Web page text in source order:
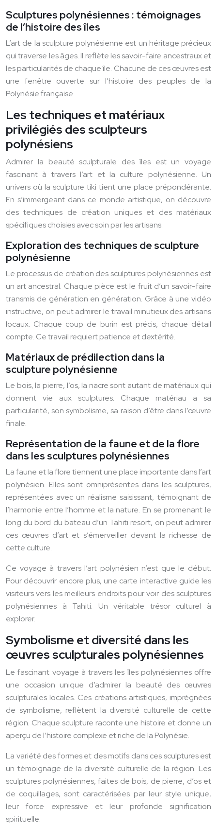
Sculptures polynésiennes : témoignages
de l’histoire des îles
L’art de la sculpture polynésienne est un héritage précieux
qui traverse les âges. Il reflète les savoir-faire ancestraux et
les particularités de chaque île. Chacune de ces œuvres est
une fenêtre ouverte sur l’histoire des peuples de la
Polynésie française.
Les techniques et matériaux
privilégiés des sculpteurs
polynésiens
Admirer la beauté sculpturale des îles est un voyage
fascinant à travers l’art et la culture polynésienne. Un
univers où la sculpture tiki tient une place prépondérante.
En s’immergeant dans ce monde artistique, on découvre
des techniques de création uniques et des matériaux
spécifiques choisies avec soin par les artisans.
Exploration des techniques de sculpture
polynésienne
Le processus de création des sculptures polynésiennes est
un art ancestral. Chaque pièce est le fruit d’un savoir-faire
transmis de génération en génération. Grâce à une vidéo
instructive, on peut admirer le travail minutieux des artisans
locaux. Chaque coup de burin est précis, chaque détail
compte. Ce travail requiert patience et dextérité.
Matériaux de prédilection dans la
sculpture polynésienne
Le bois, la pierre, l’os, la nacre sont autant de matériaux qui
donnent vie aux sculptures. Chaque matériau a sa
particularité, son symbolisme, sa raison d’être dans l’œuvre
finale.
Représentation de la faune et de la flore
dans les sculptures polynésiennes
La faune et la flore tiennent une place importante dans l’art
polynésien. Elles sont omniprésentes dans les sculptures,
représentées avec un réalisme saisissant, témoignant de
l’harmonie entre l’homme et la nature. En se promenant le
long du bord du bateau d’un Tahiti resort, on peut admirer
ces œuvres d’art et s’émerveiller devant la richesse de
cette culture.
Ce voyage à travers l’art polynésien n’est que le début.
Pour découvrir encore plus, une carte interactive guide les
visiteurs vers les meilleurs endroits pour voir des sculptures
polynésiennes à Tahiti. Un véritable trésor culturel à
explorer.
Symbolisme et diversité dans les
œuvres sculpturales polynésiennes
Le fascinant voyage à travers les îles polynésiennes offre
une occasion unique d’admirer la beauté des œuvres
sculpturales locales. Ces créations artistiques, imprégnées
de symbolisme, reflètent la diversité culturelle de cette
région. Chaque sculpture raconte une histoire et donne un
aperçu de l’histoire complexe et riche de la Polynésie.
La variété des formes et des motifs dans ces sculptures est
un témoignage de la diversité culturelle de la région. Les
sculptures polynésiennes, faites de bois, de pierre, d’os et
de coquillages, sont caractérisées par leur style unique,
leur force expressive et leur profonde signification
spirituelle.